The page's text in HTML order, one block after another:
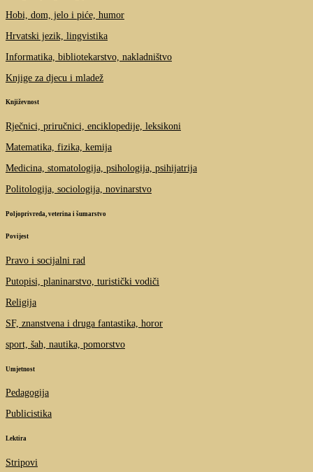
Hobi, dom, jelo i piće, humor
Hrvatski jezik, lingvistika
Informatika, bibliotekarstvo, nakladništvo
Knjige za djecu i mladež
Književnost
Rječnici, priručnici, enciklopedije, leksikoni
Matematika, fizika, kemija
Medicina, stomatologija, psihologija, psihijatrija
Politologija, sociologija, novinarstvo
Poljoprivreda, veterina i šumarstvo
Povijest
Pravo i socijalni rad
Putopisi, planinarstvo, turistički vodiči
Religija
SF, znanstvena i druga fantastika, horor
sport, šah, nautika, pomorstvo
Umjetnost
Pedagogija
Publicistika
Lektira
Stripovi